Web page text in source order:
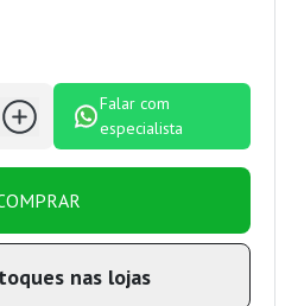
Falar com
especialista
nas lojas